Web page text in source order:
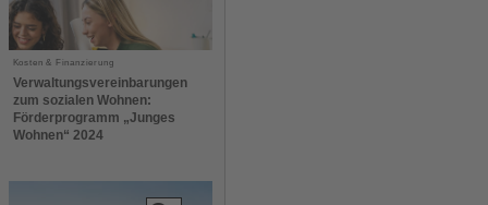
Kosten & Finanzierung
Verwaltungsvereinbarungen
zum sozialen Wohnen:
Förderprogramm „Junges
Wohnen“ 2024